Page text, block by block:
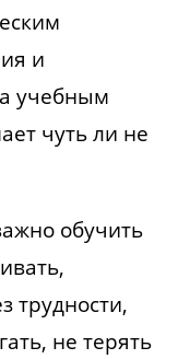
и
учебным
чуть ли не
обучить
трудности,
не терять